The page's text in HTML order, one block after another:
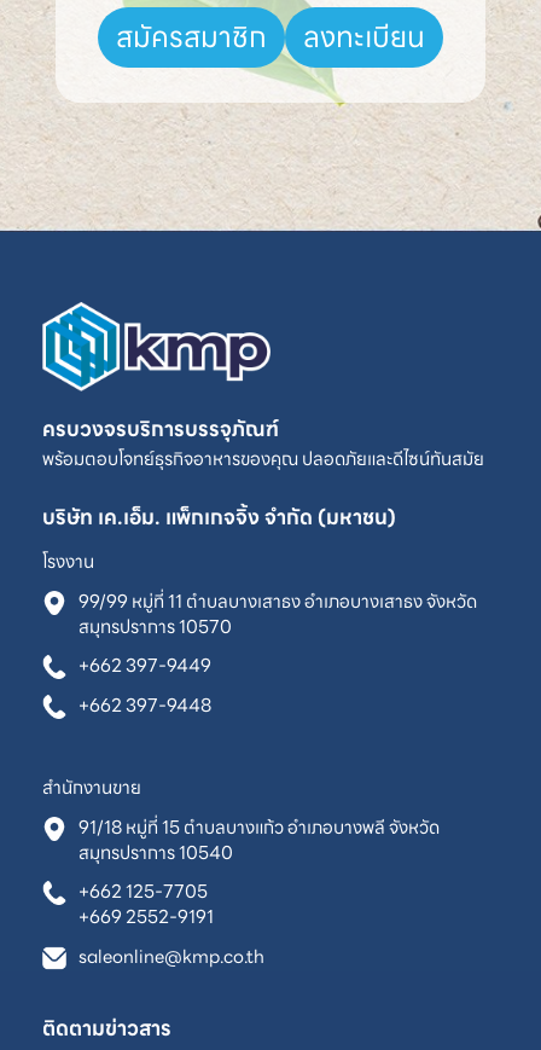
สมัครสมาชิก ลงทะเบียน
ครบวงจรบริการบรรจุภัณฑ์
พร้อมตอบโจทย์ธุรกิจอาหารของคุณ ปลอดภัยและดีไซน์ทันสมัย
บริษัท เค.เอ็ม. แพ็กเกจจิ้ง จำกัด (มหาชน)
โรงงาน
99/99 หมู่ที่ 11 ตำบลบางเสาธง อำเภอบางเสาธง จังหวัด
สมุทรปราการ 10570
+662 397-9449
+662 397-9448
สำนักงานขาย
91/18 หมู่ที่ 15 ตำบลบางแก้ว อำเภอบางพลี จังหวัด
สมุทรปราการ 10540
+662 125-7705
+669 2552-9191
saleonline@kmp.co.th
ติดตามข่าวสาร